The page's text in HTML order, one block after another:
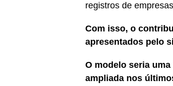
registros de
Com isso, o
apresentados pelo
O modelo seria
ampliada nos